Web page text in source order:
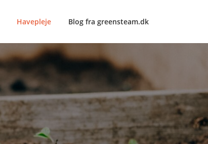
Havepleje Blog fra greensteam.dk